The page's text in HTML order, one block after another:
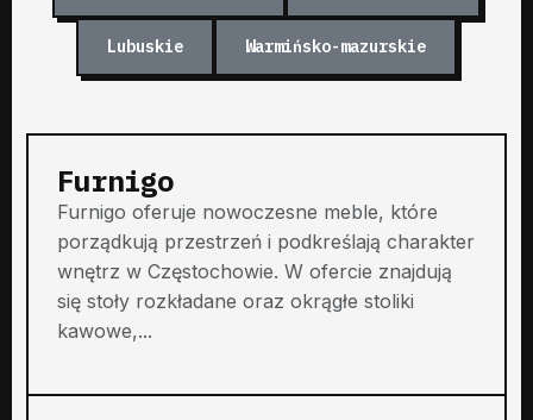
Lubuskie Warmińsko-mazurskie
Furnigo
Furnigo oferuje nowoczesne meble, które
porządkują przestrzeń i podkreślają charakter
wnętrz w Częstochowie. W ofercie znajdują
się stoły rozkładane oraz okrągłe stoliki
kawowe,...